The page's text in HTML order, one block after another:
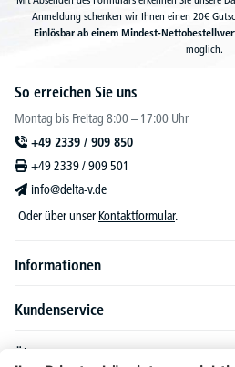
Anmeldung schenken wir Ihnen einen 20€
Einlösbar ab einem Mindest-
möglich.
So erreichen Sie uns
Montag bis Freitag 8:00 – 17:00 Uhr
+49 2339 / 909 850
+49 2339 / 909 501
info@delta-v.de
Oder über unser Kontaktformular.
Informationen
Kundenservice
Über DELTA-V